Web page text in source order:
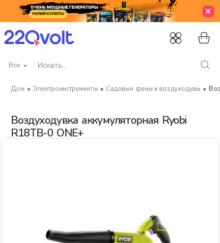
Все
Искать...
Воздуходувка аккумуляторная Ryobi
R18TB-0 ONE+
Электроинструменты Садовые фены и воздуходувы